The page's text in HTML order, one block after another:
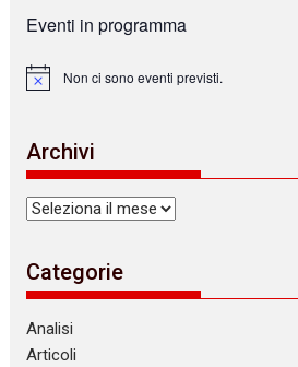
Eventi in programma
N
c
e
Non ci sono eventi previsti.
Archivi
Archivi
Categorie
Analisi
Articoli